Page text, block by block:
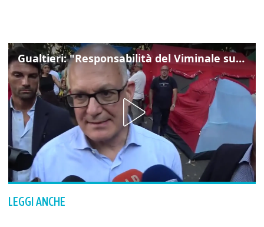
Gualtieri: "Responsabilità del Viminale su Spin Time? La posizione dei partiti è nota"
LEGGI ANCHE